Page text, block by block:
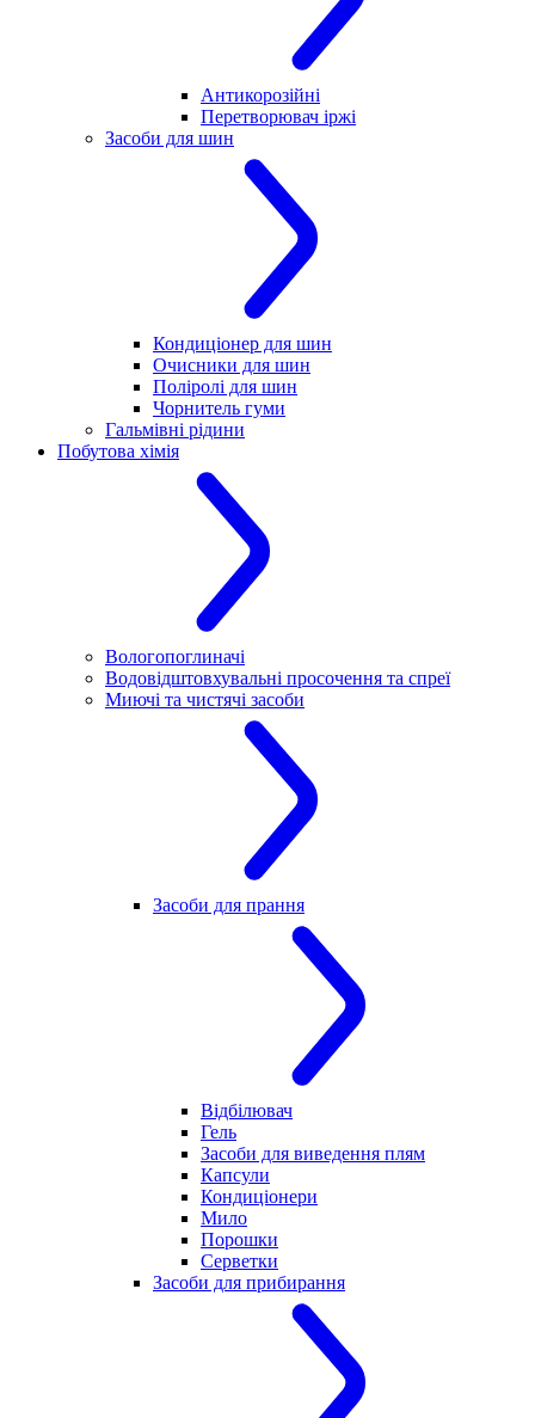
Антикорозійні
Перетворювач іржі
Засоби для шин
Кондиціонер для шин
Очисники для шин
Поліролі для шин
Чорнитель гуми
Гальмівні рідини
Побутова хімія
Вологопоглиначі
Водовідштовхувальні просочення та спреї
Миючі та чистячі засоби
Засоби для прання
Відбілювач
Гель
Засоби для виведення плям
Капсули
Кондиціонери
Мило
Порошки
Серветки
Засоби для прибирання